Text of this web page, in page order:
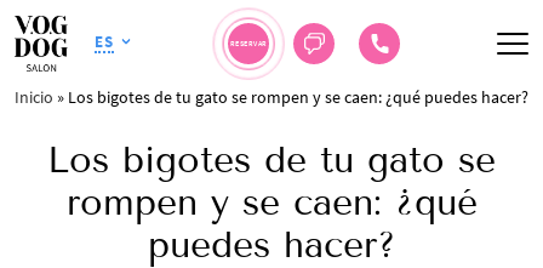
ES RESERVAR
Inicio » Los bigotes de tu gato se rompen y se caen: ¿qué puedes hacer?
Los bigotes de tu gato se
rompen y se caen: ¿qué
puedes hacer?